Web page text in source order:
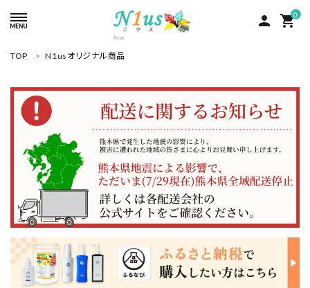
person 0
shopping_cart
ACCOUNT MENU
meeting_room ログイン person 新規会員登録
search
人気商品
カテゴリーから探す
グループ
コンテンツ
TOP N1usオリジナル商品